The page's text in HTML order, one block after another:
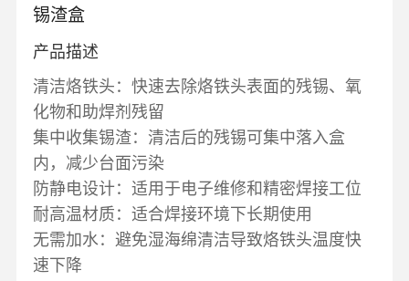
锡渣盒
产品描述
清洁烙铁头：快速去除烙铁头表面的残锡、氧
化物和助焊剂残留
集中收集锡渣：清洁后的残锡可集中落入盒
内，减少台面污染
防静电设计：适用于电子维修和精密焊接工位
耐高温材质：适合焊接环境下长期使用
无需加水：避免湿海绵清洁导致烙铁头温度快
速下降